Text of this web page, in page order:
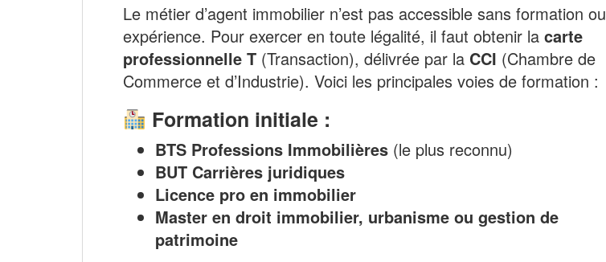
Le métier d’agent immobilier n’est pas accessible sans formation ou
expérience. Pour exercer en toute légalité, il faut obtenir la carte
professionnelle T (Transaction), délivrée par la CCI (Chambre de
Commerce et d’Industrie). Voici les principales voies de formation :
Formation initiale :
BTS Professions Immobilières (le plus reconnu)
BUT Carrières juridiques
Licence pro en immobilier
Master en droit immobilier, urbanisme ou gestion de
patrimoine